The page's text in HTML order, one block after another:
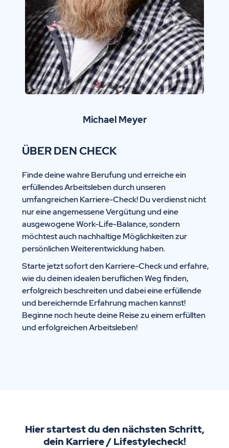
Michael Meyer
ÜBER DEN CHECK
Finde deine wahre Berufung und erreiche ein
erfüllendes Arbeitsleben durch unseren
umfangreichen Karriere-Check! Du verdienst nicht
nur eine angemessene Vergütung und eine
ausgewogene Work-Life-Balance, sondern
möchtest auch nachhaltige Möglichkeiten zur
persönlichen Weiterentwicklung haben.
Starte jetzt sofort den Karriere-Check und erfahre,
wie du deinen idealen beruflichen Weg finden,
erfolgreich beschreiten und dabei eine erfüllende
und bereichernde Erfahrung machen kannst!
Beginne noch heute deine Reise zu einem erfüllten
und erfolgreichen Arbeitsleben!
Hier startest du den nächsten Schritt,
dein Karriere / Lifestylecheck!